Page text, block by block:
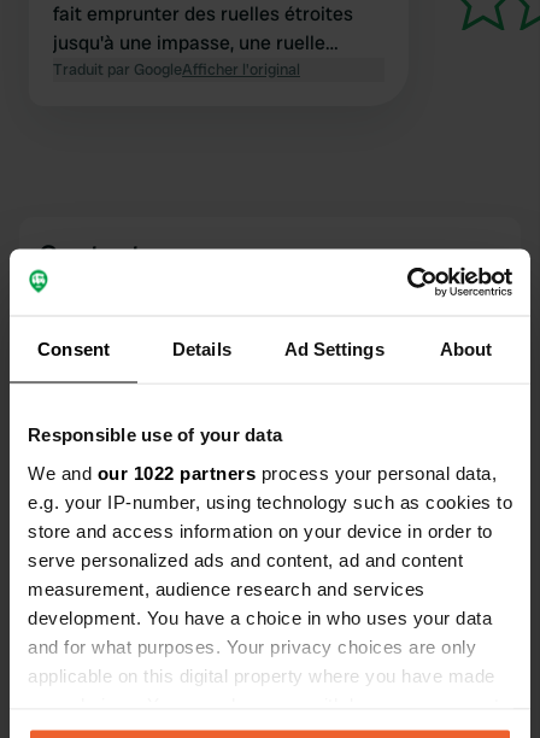
Consent Details Ad Settings About
Responsible use of your data
We and our 1022 partners process your personal data,
e.g. your IP-number, using technology such as cookies to
store and access information on your device in order to
serve personalized ads and content, ad and content
measurement, audience research and services
development. You have a choice in who uses your data
and for what purposes. Your privacy choices are only
applicable on this digital property where you have made
any time from the Cookie Declaration or by clicking on
fait emprunter des ruelles étroites
jusqu'à une impasse, une ruelle
extrêmement étroite où nous étions
Traduit par GoogleAfficher l'original
Contact
Calle Pozo de la Nieve 24
04830, Vélez-Blanco, Espagne
Copie
Copie
37.69578 -2.09546
Copie
Code du site
175066
Passer à
pour toutes les coordonnées PRO+
Carte